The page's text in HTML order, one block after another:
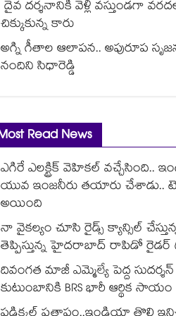
దైవ దర్శనానికి వెళ్లి వస్తుండగా
చిక్కుకున్న కారు
అగ్ని గీతాల ఆలాపన.. అపురూప
నందిని సిధారెడ్డి
Read News
ఎగిరే ఎలక్ట్రిక్ వెహికల్ వచ్చేసింది..
యువ ఇంజనీరు తయారు చేశాడు..
అయింది
నా వైకల్యం చూసి రైడ్స్ క్యాన్సిల్
తెప్పిస్తున్న హైదరాబాద్ రాపిడో
దివంగత మాజీ ఎమ్మెల్యే పెద్ద సుదర్శన్
కుటుంబానికి BRS భారీ ఆర్థిక సాయం